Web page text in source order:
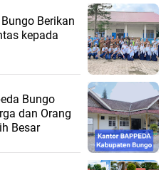
Berikan
kepada
Bungo
dan Orang
Besar